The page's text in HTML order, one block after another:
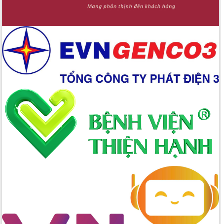
bền vững
Tập huấn nâng cao năng lực triển khai
chuyển đổi số cho cán bộ, công chức
cấp xã
Đắk Lắk phát động hưởng ứng Ngày
Quyền của người tiêu dùng Việt Nam
2026
Đẩy mạnh cải cách hành chính, quyết
tâm đạt được mục tiêu tăng trưởng
hai con số trong năm 2026
Tổ chức trang trọng Lễ hội Đền thờ
Lương Văn Chánh năm 2026
Chuyển đổi số thư viện: Mở rộng